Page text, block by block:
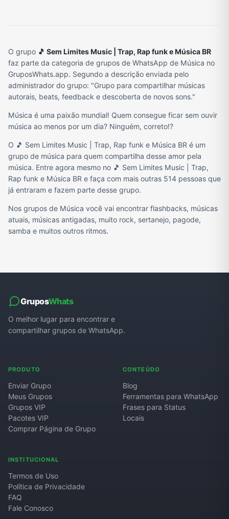
O grupo 🎵 Sem Limites Music | Trap, Rap funk e Música BR
faz parte da categoria de grupos de WhatsApp de Música no
GruposWhats.app. Segundo a descrição enviada pelo
administrador do grupo: "Grupo para compartilhar músicas
autorais, beats, feedback e descoberta de novos sons."
Música é uma paixão mundial! Quem consegue ficar sem ouvir
música ao menos por um dia? Ninguém, correto!?
O 🎵 Sem Limites Music | Trap, Rap funk e Música BR é um
grupo de música para quem compartilha desse amor pela
música. Entre agora mesmo no 🎵 Sem Limites Music | Trap,
Rap funk e Música BR e faça com mais outras 514 pessoas que
já entraram e fazem parte desse grupo.
Nos grupos de Música você vai encontrar flashbacks, músicas
atuais, músicas antigadas, muito rock, sertanejo, pagode,
samba e muitos outros ritmos.
GruposWhats
O melhor lugar para encontrar e
compartilhar grupos de WhatsApp.
PRODUTO
Enviar Grupo
Meus Grupos
Grupos VIP
Pacotes VIP
Comprar Página de Grupo
CONTEÚDO
Blog
Ferramentas para WhatsApp
Frases para Status
Locais
INSTITUCIONAL
Termos de Uso
Política de Privacidade
FAQ
Fale Conosco